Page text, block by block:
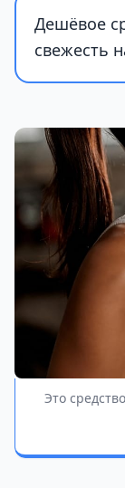
Дешёвое
свежесть
Это